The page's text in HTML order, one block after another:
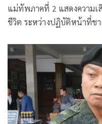
แม่ทัพภาคที่ 2 แสดงความเ
ชีวิต ระหว่างปฏิบัติหน้าที่ช
พลอย่างใกล้ชิด